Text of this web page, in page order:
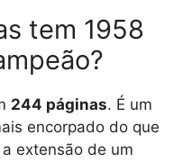
tem 1958
244 páginas. É um
encorpado do que
extensão de um